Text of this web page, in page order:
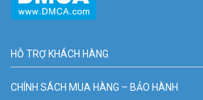
HỖ TRỢ KHÁCH HÀNG
CHÍNH SÁCH MUA HÀNG – BẢO HÀNH